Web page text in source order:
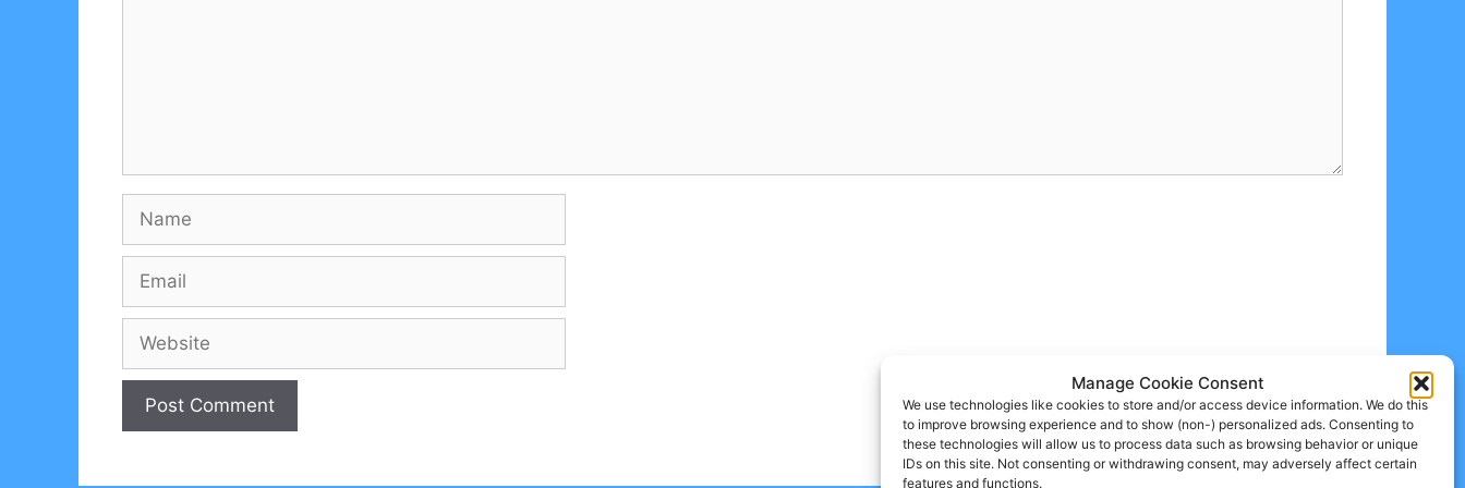
Manage Cookie Consent
We use technologies like cookies to store and/or access device information. We do this
to improve browsing experience and to show (non-) personalized ads. Consenting to
these technologies will allow us to process data such as browsing behavior or unique
IDs on this site. Not consenting or withdrawing consent, may adversely affect certain
features and functions.
Name
Email
Website